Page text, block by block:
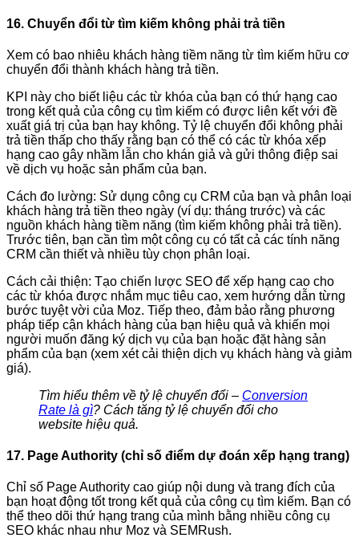
16. Chuyển đổi từ tìm kiếm không phải trả tiền
Xem có bao nhiêu khách hàng tiềm năng từ tìm kiếm hữu cơ
chuyển đổi thành khách hàng trả tiền.
KPI này cho biết liệu các từ khóa của bạn có thứ hạng cao
trong kết quả của công cụ tìm kiếm có được liên kết với đề
xuất giá trị của bạn hay không. Tỷ lệ chuyển đổi không phải
trả tiền thấp cho thấy rằng bạn có thể có các từ khóa xếp
hạng cao gây nhầm lẫn cho khán giả và gửi thông điệp sai
về dịch vụ hoặc sản phẩm của bạn.
Cách đo lường: Sử dụng công cụ CRM của bạn và phân loại
khách hàng trả tiền theo ngày (ví dụ: tháng trước) và các
nguồn khách hàng tiềm năng (tìm kiếm không phải trả tiền).
Trước tiên, bạn cần tìm một công cụ có tất cả các tính năng
CRM cần thiết và nhiều tùy chọn phân loại.
Cách cải thiện: Tạo chiến lược SEO để xếp hạng cao cho
các từ khóa được nhắm mục tiêu cao, xem hướng dẫn từng
bước tuyệt vời của Moz. Tiếp theo, đảm bảo rằng phương
pháp tiếp cận khách hàng của bạn hiệu quả và khiến mọi
người muốn đăng ký dịch vụ của bạn hoặc đặt hàng sản
phẩm của bạn (xem xét cải thiện dịch vụ khách hàng và giảm
giá).
Tìm hiểu thêm về tỷ lệ chuyển đổi – Conversion
Rate là gì? Cách tăng tỷ lệ chuyển đổi cho
website hiệu quả.
17. Page Authority (chỉ số điểm dự đoán xếp hạng trang)
Chỉ số Page Authority cao giúp nội dung và trang đích của
bạn hoạt động tốt trong kết quả của công cụ tìm kiếm. Bạn có
thể theo dõi thứ hạng trang của mình bằng nhiều công cụ
SEO khác nhau như Moz và SEMRush.